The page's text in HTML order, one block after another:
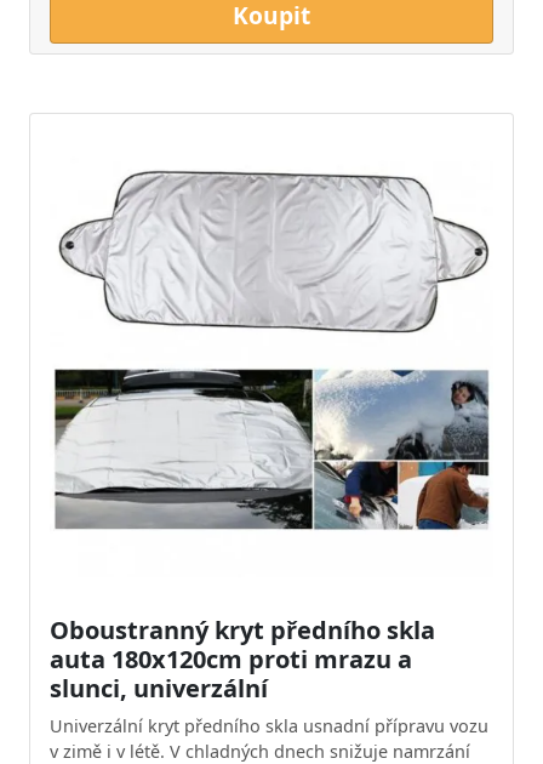
Koupit
Oboustranný kryt předního skla
auta 180x120cm proti mrazu a
slunci, univerzální
Univerzální kryt předního skla usnadní přípravu vozu
v zimě i v létě. V chladných dnech snižuje namrzání